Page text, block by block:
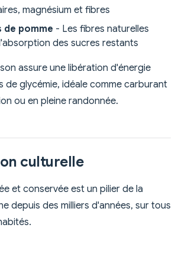
magnésium et fibres
de pomme - Les fibres naturelles
des sucres restants
assure une libération d'énergie
de glycémie, idéale comme carburant
ou en pleine randonnée.
culturelle
et conservée est un pilier de la
depuis des milliers d'années, sur tous